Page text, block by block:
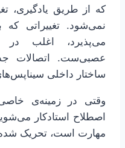
که از طریق یادگیری،
نمی‌شود. تغییراتی
می‌پذیرد، اغلب
عصبی‌ست. اتصالات
ساختار داخلی
وقتی در زمینه‌ی
اصطلاح استادکار
مهارت است، تحریک شده